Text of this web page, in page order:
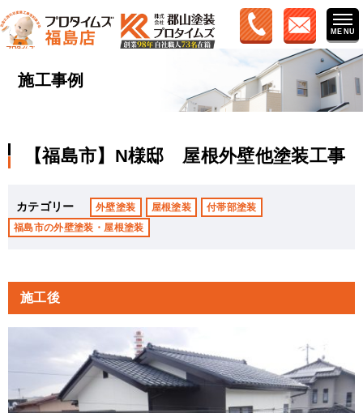
施工事例
【福島市】N様邸 屋根外壁他塗装工事
カテゴリー 外壁塗装 屋根塗装
付帯部塗装
福島市の外壁塗装・屋根塗装
施工後